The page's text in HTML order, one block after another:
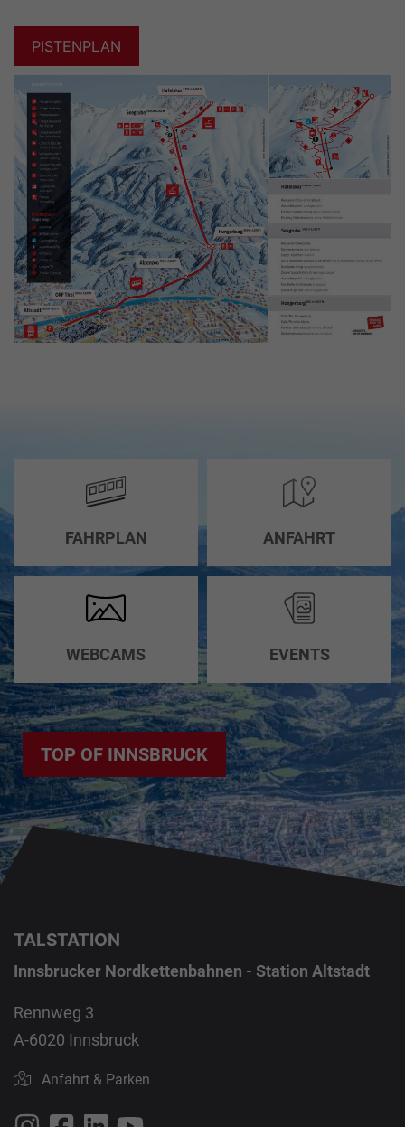
PISTENPLAN
FAHRPLAN ANFAHRT
WEBCAMS EVENTS
TOP OF INNSBRUCK
TALSTATION
Innsbrucker Nordkettenbahnen - Station Altstadt
Rennweg 3
A-6020 Innsbruck
Anfahrt & Parken